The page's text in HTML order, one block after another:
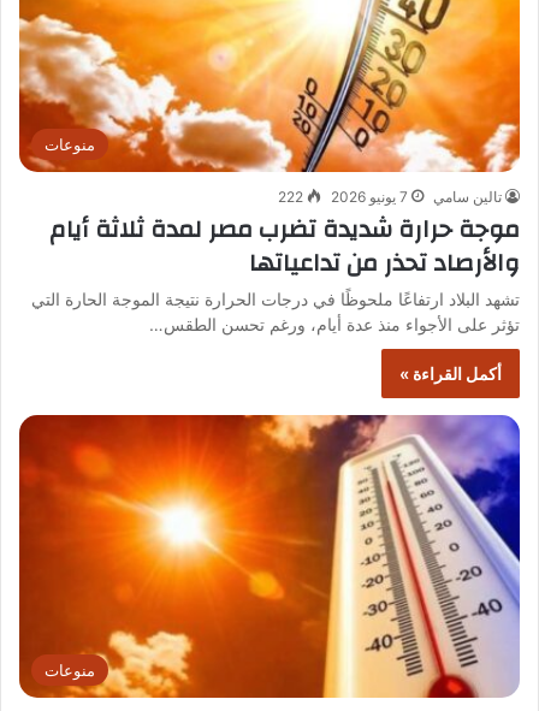
منوعات
تالين سامي 7 يونيو 2026 222
موجة حرارة شديدة تضرب مصر لمدة ثلاثة أيام
والأرصاد تحذر من تداعياتها
تشهد البلاد ارتفاعًا ملحوظًا في درجات الحرارة نتيجة الموجة الحارة التي
تؤثر على الأجواء منذ عدة أيام، ورغم تحسن الطقس…
أكمل القراءة »
منوعات